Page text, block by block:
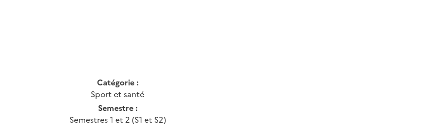
Catégorie :
Sport et santé
Semestre :
Semestres 1 et 2 (S1 et S2)